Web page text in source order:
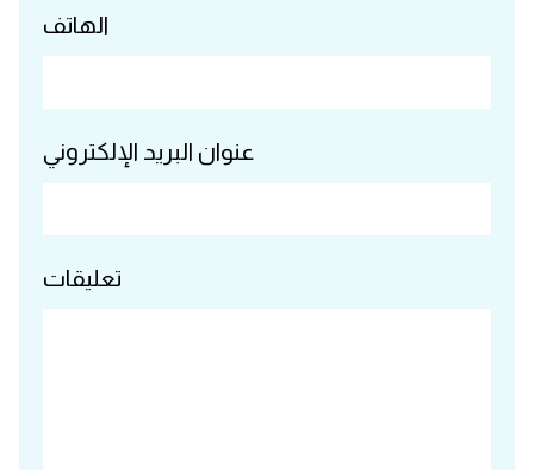
الهاتف
عنوان البريد الإلكتروني
تعليقات